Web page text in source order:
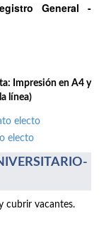
General -
Impresión en A4 y
línea)
electo
electo
cubrir vacantes.